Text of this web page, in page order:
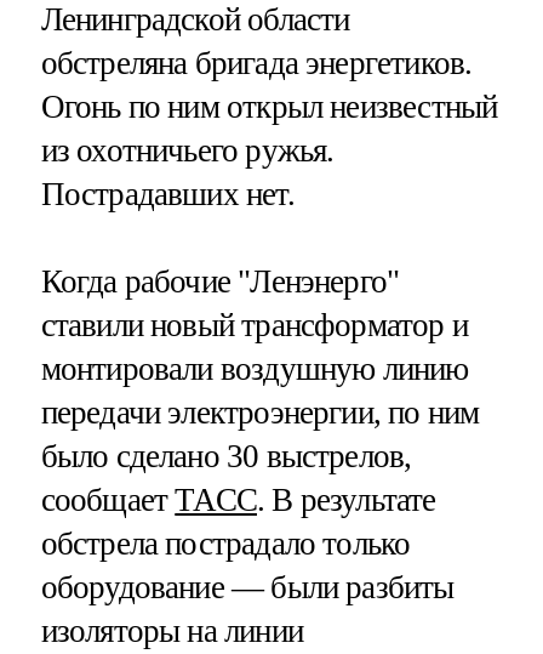
Ленинградской области
обстреляна бригада энергетиков.
Огонь по ним открыл неизвестный
из охотничьего ружья.
Пострадавших нет.
Когда рабочие "Ленэнерго"
ставили новый трансформатор и
монтировали воздушную линию
передачи электроэнергии, по ним
было сделано 30 выстрелов,
сообщаетТАСС. В результате
обстрела пострадало только
оборудование — были разбиты
изоляторы на линии